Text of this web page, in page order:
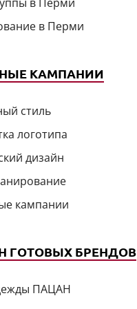
в Перми
КАМПАНИИ
стиль
логотипа
дизайн
кампании
ГОТОВЫХ БРЕНДОВ
ПАЦАН